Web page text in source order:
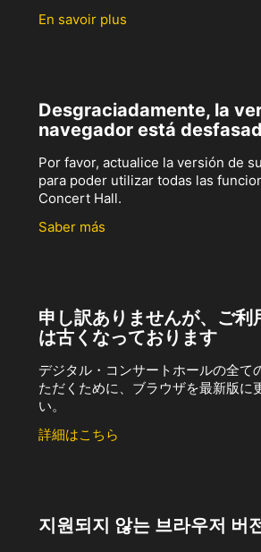
En savoir plus
Desgraciadamente, la
navegador está
Por favor, actualice la versión de
para poder utilizar todas las
Concert Hall.
Saber más
申し訳ありませんが、ご利
は古くなっております
デジタル・コンサートホールの全て
ただくために、ブラウザを最新版に
い。
詳細はこちら
지원되지 않는 브라우저 버